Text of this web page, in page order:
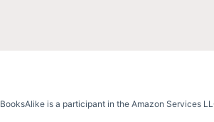
BooksAlike is a participant in the Amazon Services